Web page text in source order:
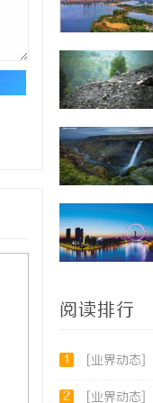
阅读排行
1 [业界动态]
2 [业界动态]